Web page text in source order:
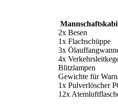
2x Besen
1x Flachschüppe
3x
4x
Blitzlampen
Gewichte für
1x Pulverlöscher
12x